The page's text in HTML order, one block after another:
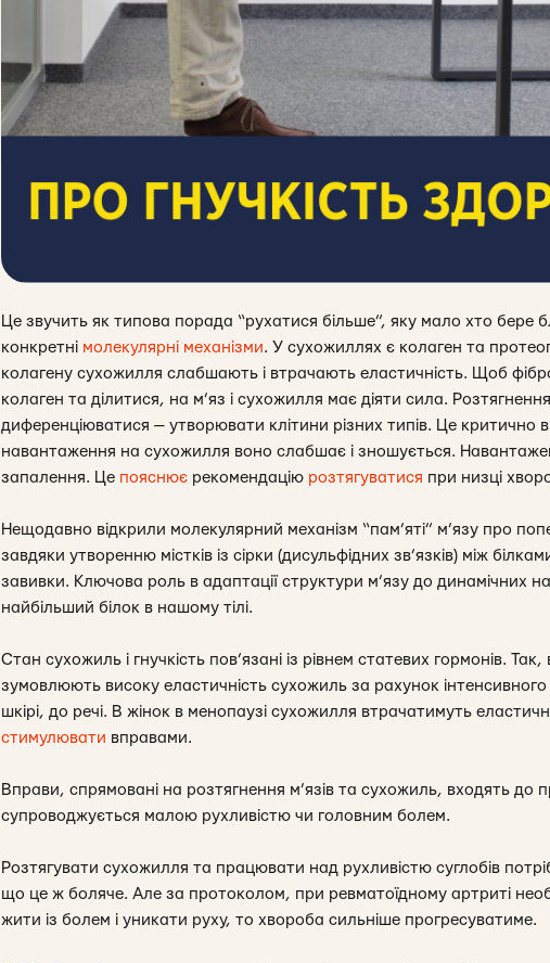
Це звучить як типова порада “рухатися більше”, яку мало хто бере
конкретні молекулярні механізми. У сухожиллях є колаген та
колагену сухожилля слабшають і втрачають еластичність. Щоб
колаген та ділитися, на м’яз і сухожилля має діяти сила.
диференціюватися — утворювати клітини різних типів. Це критично
навантаження на сухожилля воно слабшає і зношується.
запалення. Це пояснює рекомендацію розтягуватися при низці
Нещодавно відкрили молекулярний механізм “пам’яті” м’язу про
завдяки утворенню містків із сірки (дисульфідних зв’язків) між
завивки. Ключова роль в адаптації структури м’язу до динамічних
найбільший білок в нашому тілі.
Стан сухожиль і гнучкість пов’язані із рівнем статевих гормонів.
зумовлюють високу еластичність сухожиль за рахунок інтенсивного
шкірі, до речі. В жінок в менопаузі сухожилля втрачатимуть
стимулювати вправами.
Вправи, спрямовані на розтягнення м’язів та сухожиль, входять до
супроводжується малою рухливістю чи головним болем.
Розтягувати сухожилля та працювати над рухливістю суглобів
що це ж боляче. Але за протоколом, при ревматоїдному артриті
жити із болем і уникати руху, то хвороба сильніше прогресуватиме.